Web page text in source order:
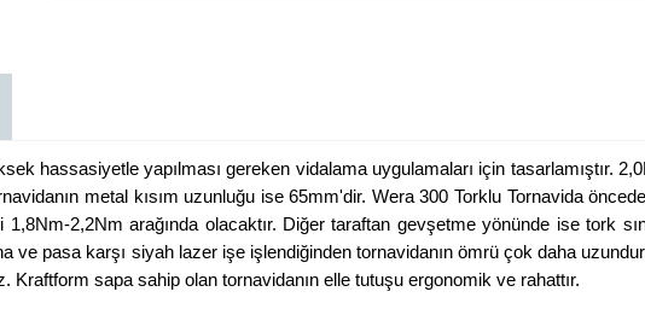
hassasiyetle yapılması gereken vidalama uygulamaları için tasarlamıştır.
metal kısım uzunluğu ise 65mm'dir. Wera 300 Torklu Tornavida
2,2Nm arağında olacaktır. Diğer taraftan gevşetme yönünde ise tork
ve pasa karşı siyah lazer işe işlendiğinden tornavidanın ömrü çok daha
sapa sahip olan tornavidanın elle tutuşu ergonomik ve rahattır.